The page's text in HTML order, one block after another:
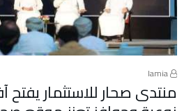
منتدى صحار للاستثمار يفتح